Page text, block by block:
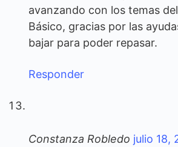
avanzando con los temas
Básico, gracias por las
bajar para poder repasar.
Responder
Constanza Robledo julio 18,